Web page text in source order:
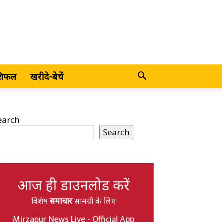
खरीदे-बेचें
Search
आज ही डाउनलोड करें
विशेषसमाचारसामग्री के लिए